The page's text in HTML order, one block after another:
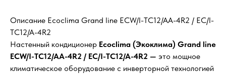
Описание Ecoclima Grand line ECW/I-TC12/AA-4R2 / EC/I-
TC12/A-4R2
Настенный кондиционер Ecoclima (Экоклима) Grand line
ECW/I-TC12/AA-4R2 / EC/I-TC12/A-4R2 — это мощное
климатическое оборудование с инверторной технологией